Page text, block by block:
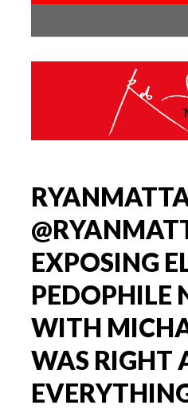
EXPOSING
PEDOPHILE
WITH
WAS RIGHT